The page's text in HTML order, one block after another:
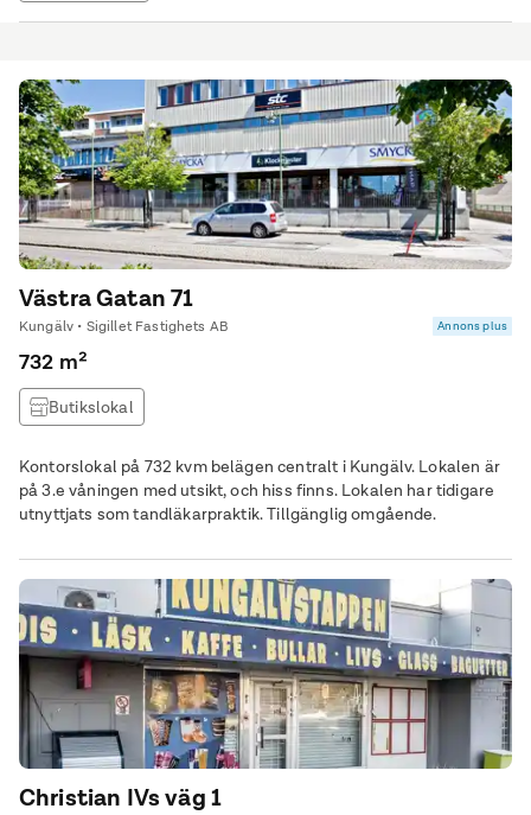
Västra Gatan 71
Kungälv • Sigillet Fastighets AB Annons plus
732 m²
Butikslokal
Kontorslokal på 732 kvm belägen centralt i Kungälv. Lokalen är
på 3.e våningen med utsikt, och hiss finns. Lokalen har tidigare
utnyttjats som tandläkarpraktik. Tillgänglig omgående.
Christian IVs väg 1